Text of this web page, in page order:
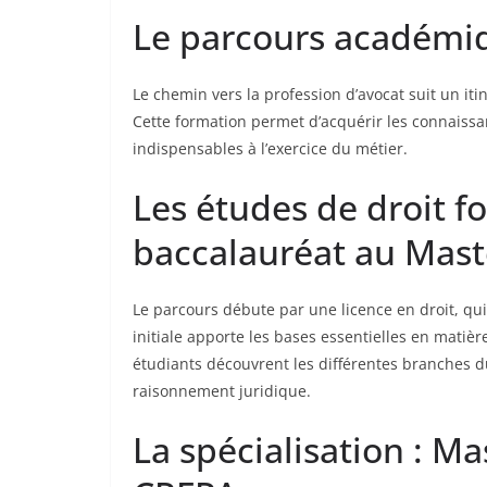
Le parcours
Le chemin vers la profession d’avocat suit un
Cette formation permet d’acquérir les
indispensables à l’exercice du métier.
Les études de droit
baccalauréat au
Le parcours débute par une licence en droit,
initiale apporte les bases essentielles en
étudiants découvrent les différentes branches
raisonnement juridique.
La spécialisation :